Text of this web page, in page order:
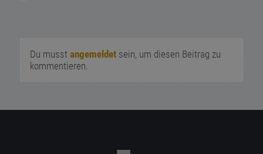
Du musst angemeldetsein, um diesen Beitrag zu
kommentieren.